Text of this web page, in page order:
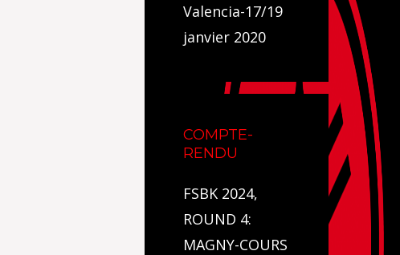
Valencia-17/19
janvier 2020
COMPTE-
RENDU
FSBK 2024,
ROUND 4:
MAGNY-COURS